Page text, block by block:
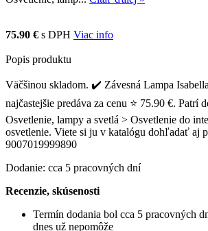
75.90 € s DPH Viac info
Popis produktu
Väčšinou skladom. ✔️ Závesná Lampa
najčastejšie predáva za cenu ⭐ 75.90 €. Patrí
Osvetlenie, lampy a svetlá > Osvetlenie do
osvetlenie. Viete si ju v katalógu dohľadať aj
9007019999890
Dodanie: cca 5 pracovných dní
Recenzie, skúsenosti
Termín dodania bol cca 5 pracovných
dnes už nepomôže